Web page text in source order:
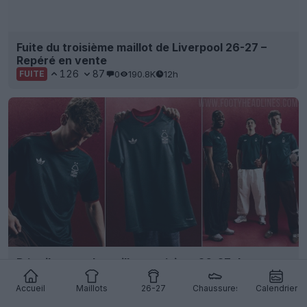
Accueil Maillots 26-27 Chaussures Calendrier
Dévoilement du maillot extérieur 26-27 de
Nottingham Forest
0 12h